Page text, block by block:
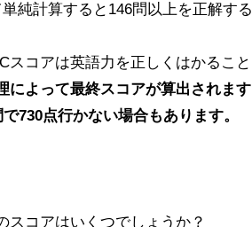
純計算すると146問以上を正解す
スコアは英語力を正しくはかるこ
によって最終スコアが算出されます
730点行かない場合もあります。
スコアはいくつでしょうか？